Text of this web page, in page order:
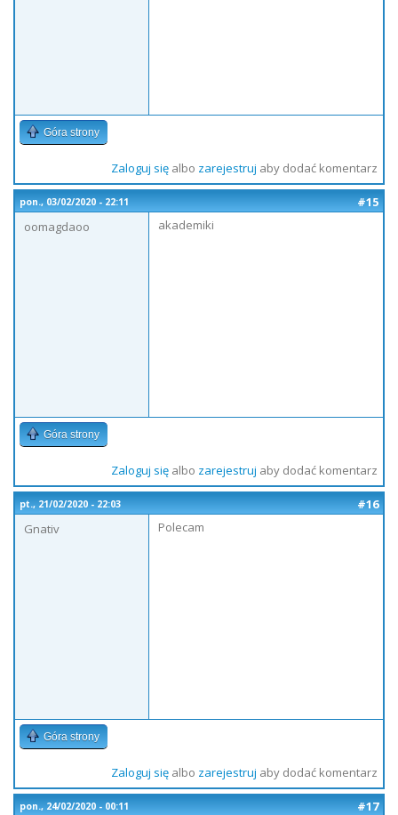
Góra strony
Zaloguj sięalbo zarejestruj aby dodać komentarz
pon., 03/02/2020 - 22:11
#15
oomagdaoo
akademiki
Góra strony
Zaloguj sięalbo zarejestruj aby dodać komentarz
pt., 21/02/2020 - 22:03
#16
Gnativ
Polecam
Góra strony
Zaloguj sięalbo zarejestruj aby dodać komentarz
pon., 24/02/2020 - 00:11
#17